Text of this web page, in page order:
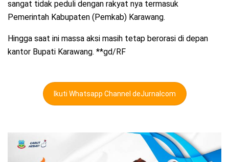
sangat tidak peduli dengan rakyat nya termasuk
Pemerintah Kabupaten (Pemkab) Karawang.
Hingga saat ini massa aksi masih tetap berorasi di depan
kantor Bupati Karawang. **gd/RF
Ikuti Whatsapp Channel deJurnalcom